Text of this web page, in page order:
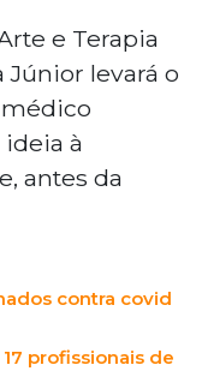
e Terapia
Júnior levará o
à
antes da
contra covid
profissionais de